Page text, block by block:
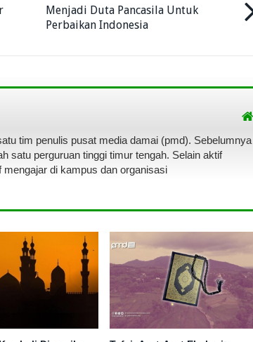
Menjadi Duta Pancasila Untuk
Perbaikan Indonesia
tim penulis pusat media damai (pmd). Sebelumnya
satu perguruan tinggi timur tengah. Selain aktif
di kampus dan organisasi